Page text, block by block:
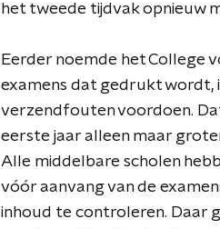
het tweede tijdvak opnieuw
Eerder noemde het College
examens dat gedrukt wordt,
verzendfouten voordoen.
eerste jaar alleen maar
Alle middelbare scholen
vóór aanvang van de
inhoud te controleren. Daar